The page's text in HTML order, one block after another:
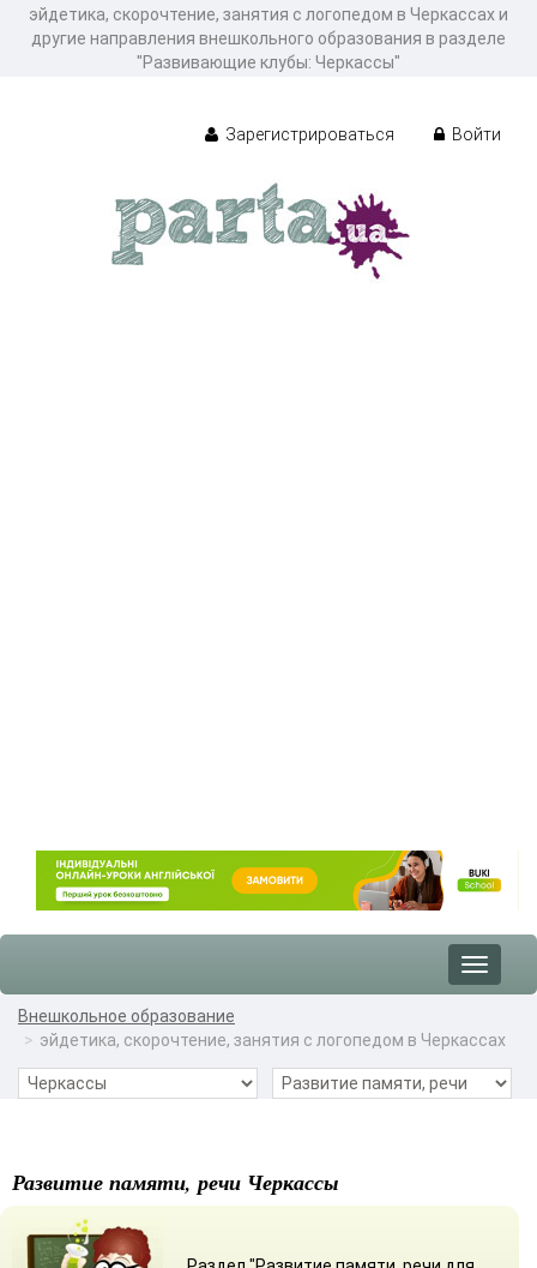
эйдетика, скорочтение, занятия с логопедом в Черкассах и
другие направления внешкольного образования в разделе
"Развивающие клубы: Черкассы"
Зарегистрироваться Войти
Toggle
Внешкольное образование
эйдетика, скорочтение, занятия с логопедом в Черкассах
Развитие памяти, речи Черкассы